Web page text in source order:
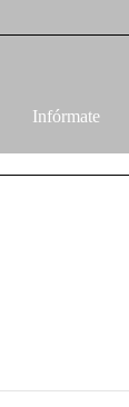
Infórmate